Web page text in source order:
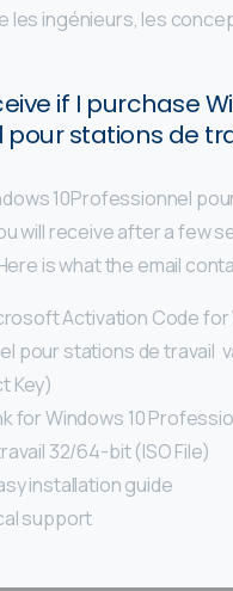
les ingénieurs, les
if I purchase
pour stations de
10Professionnel
will receive after a few
is what the email
Activation Code for
pour stations de travail
Key)
for Windows 10
32/64-bit (ISO File)
installation guide
support